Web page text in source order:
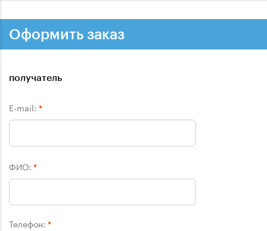
Оформить заказ
получатель
E-mail: *
ФИО: *
Телефон: *